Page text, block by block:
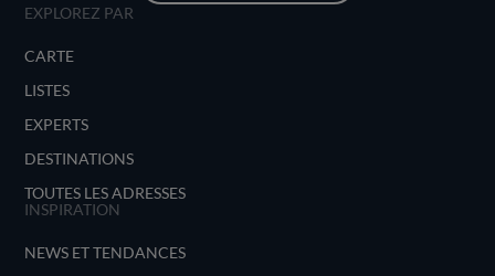
EXPLOREZ PAR
CARTE
LISTES
EXPERTS
DESTINATIONS
TOUTES LES ADRESSES
INSPIRATION
NEWS ET TENDANCES